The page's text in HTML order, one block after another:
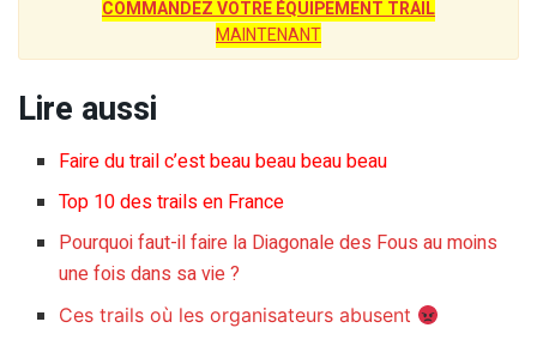
COMMANDEZ VOTRE ÉQUIPEMENT TRAIL
MAINTENANT
Lire aussi
Faire du trail c’est beau beau beau beau
Top 10 des trails en France
Pourquoi faut-il faire la Diagonale des Fous au moins
une fois dans sa vie ?
Ces trails où les organisateurs abusent